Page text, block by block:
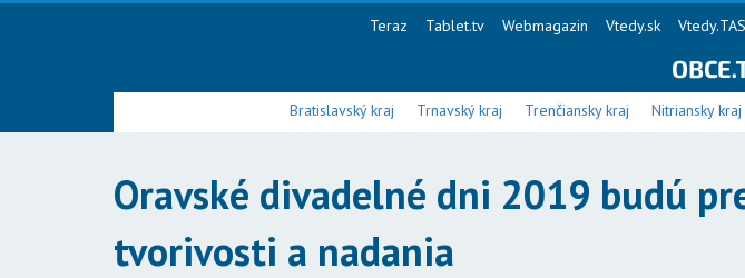
Teraz Tablet.tv Webmagazin Vtedy.sk
Bratislavský kraj Trnavský kraj Trenčiansky kraj Nitriansky kraj
Oravské divadelné dni 2019 budú
tvorivosti a nadania